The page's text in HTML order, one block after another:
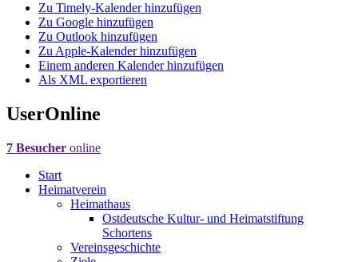
Zu Timely-Kalender hinzufügen
Zu Google hinzufügen
Zu Outlook hinzufügen
Zu Apple-Kalender hinzufügen
Einem anderen Kalender hinzufügen
Als XML exportieren
UserOnline
7 Besucher online
Start
Heimatverein
Heimathaus
Ostdeutsche Kultur- und Heimatstiftung
Schortens
Vereinsgeschichte